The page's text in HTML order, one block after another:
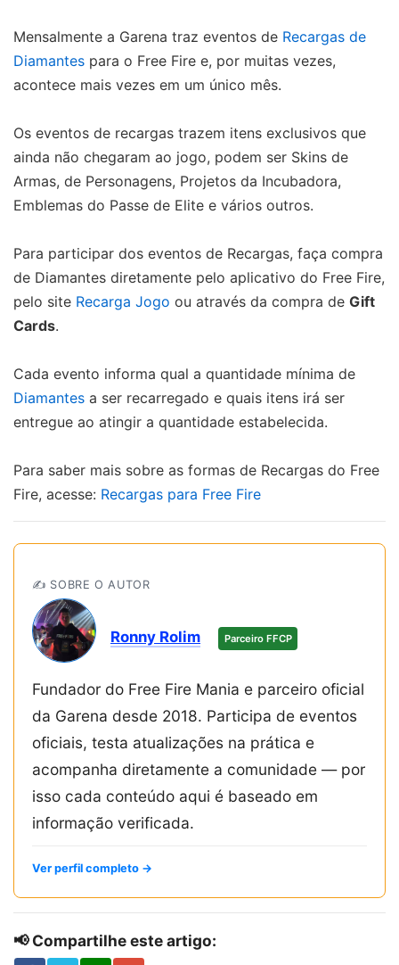
Mensalmente a Garena traz eventos de Recargas de
Diamantes para o Free Fire e, por muitas vezes,
acontece mais vezes em um único mês.
Os eventos de recargas trazem itens exclusivos que
ainda não chegaram ao jogo, podem ser Skins de
Armas, de Personagens, Projetos da Incubadora,
Emblemas do Passe de Elite e vários outros.
Para participar dos eventos de Recargas, faça compra
de Diamantes diretamente pelo aplicativo do Free Fire,
pelo site Recarga Jogo ou através da compra de Gift
Cards.
Cada evento informa qual a quantidade mínima de
Diamantes a ser recarregado e quais itens irá ser
entregue ao atingir a quantidade estabelecida.
Para saber mais sobre as formas de Recargas do Free
Fire, acesse: Recargas para Free Fire
✍️ SOBRE O AUTOR
Ronny Rolim Parceiro FFCP
Fundador do Free Fire Mania e parceiro oficial
da Garena desde 2018. Participa de eventos
oficiais, testa atualizações na prática e
acompanha diretamente a comunidade — por
isso cada conteúdo aqui é baseado em
informação verificada.
Ver perfil completo →
📢 Compartilhe este artigo: